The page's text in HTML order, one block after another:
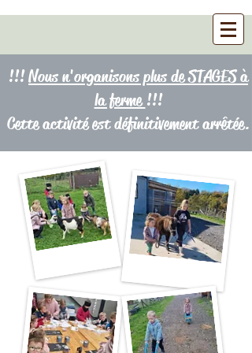
!!!Nous n'organisons plus de STAGES à
la ferme!!!
Cette activité est définitivement arrêtée.